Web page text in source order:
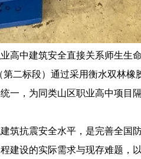
高中建筑安全直接关系师生生
二标段）通过采用衡水双林橡
一，为同类山区职业高中项目
筑抗震安全水平，是完善全国
建设的实际需求与现存难题，